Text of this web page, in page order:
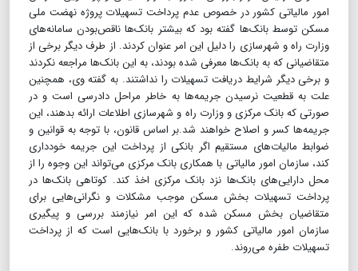
امور مالیاتی کشور در خصوص عدم پرداخت تسهیلات پروژه نهضت ملی
مسکن توسط بانک‌ها گفته بود که بیشتر بانک‌ها ناقص‌بودن سامانه‌های
وزارت راه و شهرسازی را دلیل این امر عنوان کردند. از طرف دیگر برخی از
متقاضیانی که به بانک‌ها معرفی شده بودند، به این بانک‌ها مراجعه نکردند
و برخی دیگر شرایط دریافت تسهیلات را نداشتند. به گفته وی، همچنین
علت به قطعیت نرسیدن جریمه‌ها به خاطر مراحل دادرسی است و در
صورتی که بانک مرکزی و وزارت راه و شهرسازی اطلاعات ارائه بدهند، این
جریمه‌ها کسر و اصلاح خواهند شد.بر اساس قانون، با توجه به قوانین و
ضوابط مالیات‌های مستقیم اگر بانکی از پرداخت این جریمه خودداری
کند، سازمان امور مالیاتی با همکاری بانک مرکزی می‌تواند این وجوه را از
محل دارایی‌های بانک‌ها نزد بانک مرکزی اخذ کند. کوتاهی بانک‌ها در
پرداخت تسهیلات بخش مسکن موجب مشکلات و نگرانی‌هایی برای
متقاضیان بخش مسکن شده که این امر نیازمند بررسی و پیگیری
سازمان امور مالیاتی کشور و برخورد با بانک‌هایی است که از پرداخت
تسهیلات طفره می‌روند.